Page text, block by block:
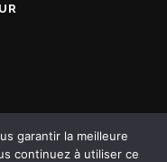
garantir la meilleure
continuez à utiliser ce